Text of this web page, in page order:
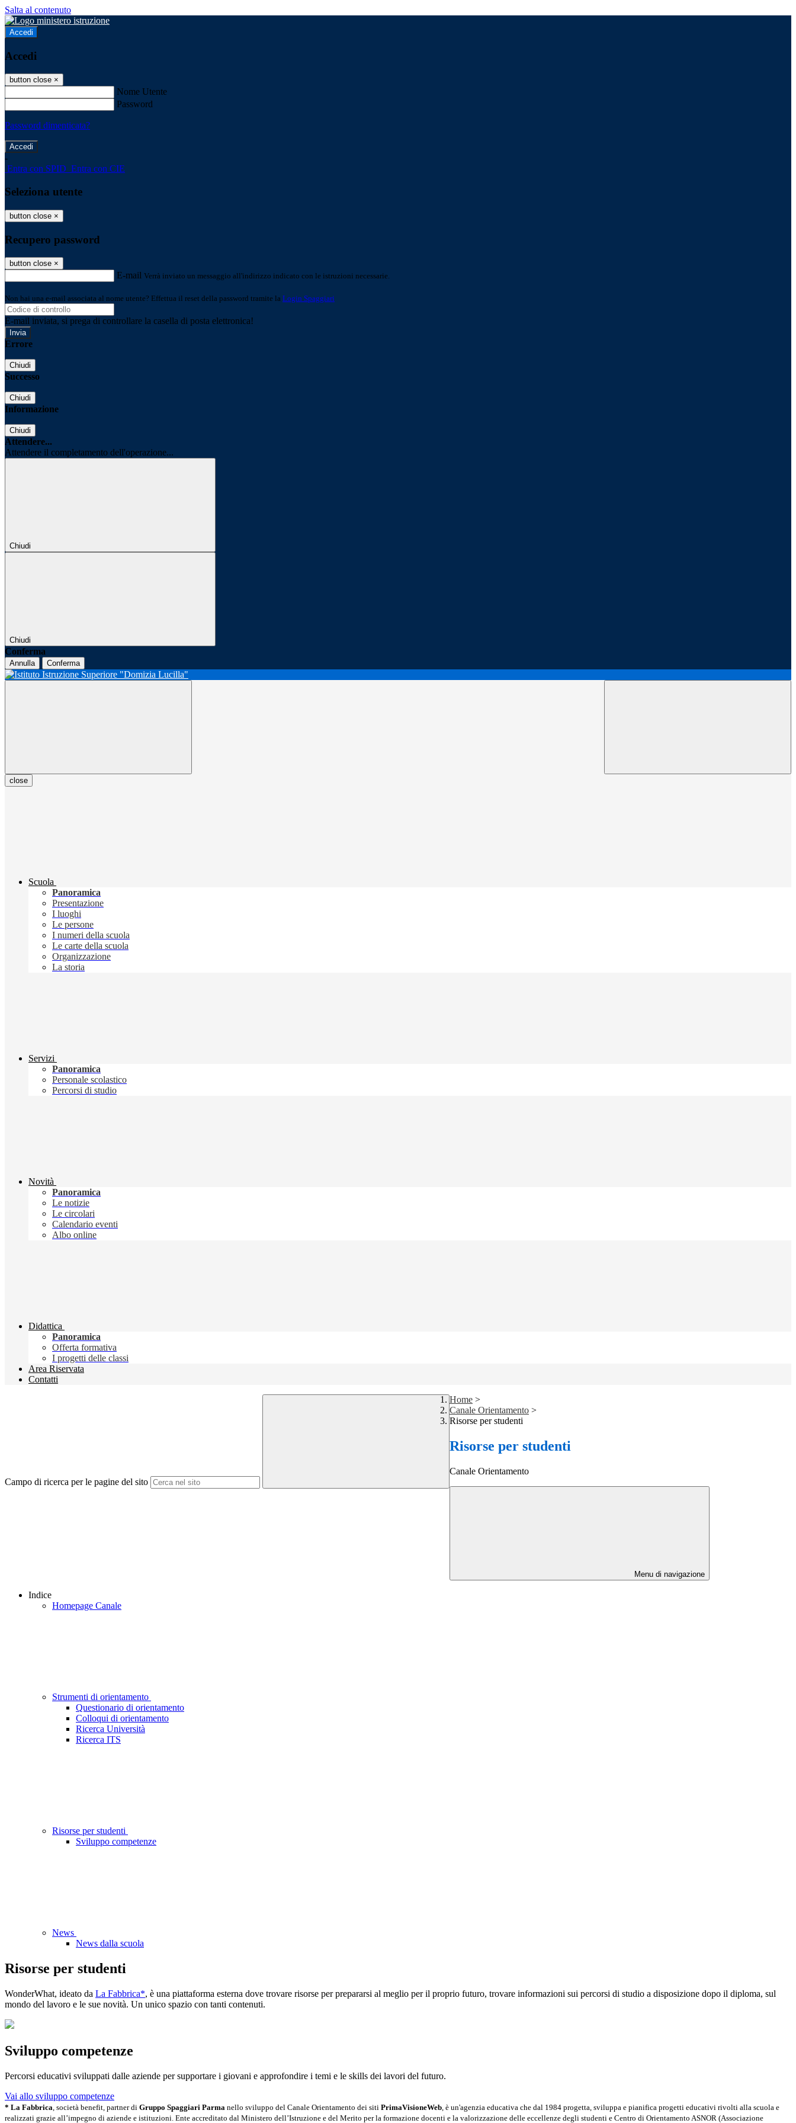
Salta al contenuto
Accedi
Accedi
button close ×
Nome Utente
Password
Password dimenticata?
-
Entra con SPID Entra con CIE
Seleziona utente
button close ×
Recupero password
button close ×
E-mail Verrà inviato un messaggio all'indirizzo indicato con le istruzioni necessarie.
Non hai una e-mail associata al nome utente? Effettua il reset della password tramite la Login Spaggiari
E-mail inviata, si prega di controllare la casella di posta elettronica!
Errore
Chiudi
Successo
Chiudi
Informazione
Chiudi
Attendere...
Attendere il completamento dell'operazione...
Chiudi
Chiudi
Conferma
Annulla Conferma
close
Scuola
Panoramica
Presentazione
I luoghi
Le persone
I numeri della scuola
Le carte della scuola
Organizzazione
La storia
Servizi
Panoramica
Personale scolastico
Percorsi di studio
Novità
Panoramica
Le notizie
Le circolari
Calendario eventi
Albo online
Didattica
Panoramica
Offerta formativa
I progetti delle classi
Area Riservata
Contatti
Campo di ricerca per le pagine del sito
Home >
Canale Orientamento >
Risorse per studenti
Risorse per studenti
Canale Orientamento
Menu di navigazione
Indice
Homepage Canale
Strumenti di orientamento
Questionario di orientamento
Colloqui di orientamento
Ricerca Università
Ricerca ITS
Risorse per studenti
Sviluppo competenze
News
News dalla scuola
Risorse per studenti
WonderWhat, ideato da La Fabbrica*, è una piattaforma esterna dove trovare risorse per prepararsi al meglio per il proprio futuro, trovare informazioni sui percorsi di studio a disposizione dopo il diploma, sul
mondo del lavoro e le sue novità. Un unico spazio con tanti contenuti.
Sviluppo competenze
Percorsi educativi sviluppati dalle aziende per supportare i giovani e approfondire i temi e le skills dei lavori del futuro.
Vai allo sviluppo competenze
* La Fabbrica , società benefit, partner di Gruppo Spaggiari Parma nello sviluppo del Canale Orientamento dei siti PrimaVisioneWeb , è un'agenzia educativa che dal 1984 progetta, sviluppa e pianifica progetti educativi rivolti alla scuola e
realizzati grazie all’impegno di aziende e istituzioni. Ente accreditato dal Ministero dell’Istruzione e del Merito per la formazione docenti e la valorizzazione delle eccellenze degli studenti e Centro di Orientamento ASNOR (Associazione